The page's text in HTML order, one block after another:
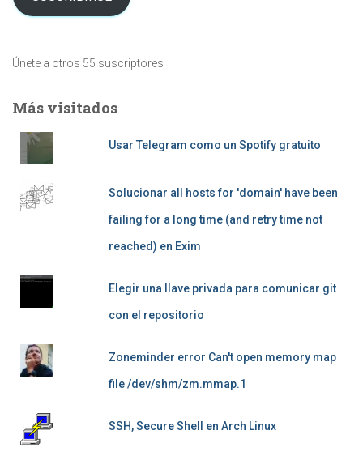
Únete a otros 55 suscriptores
Más visitados
Usar Telegram como un Spotify gratuito
Solucionar all hosts for 'domain' have been
failing for a long time (and retry time not
reached) en Exim
Elegir una llave privada para comunicar git
con el repositorio
Zoneminder error Can't open memory map
file /dev/shm/zm.mmap.1
SSH, Secure Shell en Arch Linux